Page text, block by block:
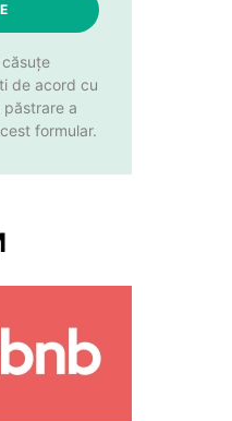
de acord cu
a
formular.